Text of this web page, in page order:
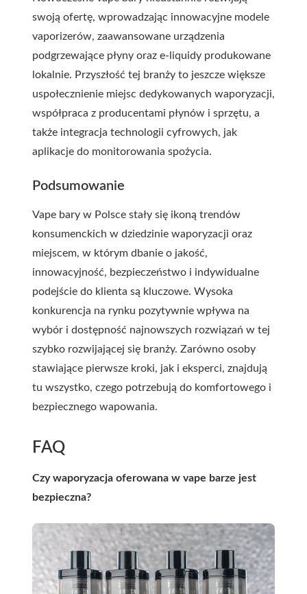
swoją ofertę, wprowadzając innowacyjne modele
vaporizerów, zaawansowane urządzenia
podgrzewające płyny oraz e-liquidy produkowane
lokalnie. Przyszłość tej branży to jeszcze większe
uspołecznienie miejsc dedykowanych waporyzacji,
współpraca z producentami płynów i sprzętu, a
także integracja technologii cyfrowych, jak
aplikacje do monitorowania spożycia.
Podsumowanie
Vape bary w Polsce stały się ikoną trendów
konsumenckich w dziedzinie waporyzacji oraz
miejscem, w którym dbanie o jakość,
innowacyjność, bezpieczeństwo i indywidualne
podejście do klienta są kluczowe. Wysoka
konkurencja na rynku pozytywnie wpływa na
wybór i dostępność najnowszych rozwiązań w tej
szybko rozwijającej się branży. Zarówno osoby
stawiające pierwsze kroki, jak i eksperci, znajdują
tu wszystko, czego potrzebują do komfortowego i
bezpiecznego wapowania.
FAQ
Czy waporyzacja oferowana w vape barze jest
bezpieczna?